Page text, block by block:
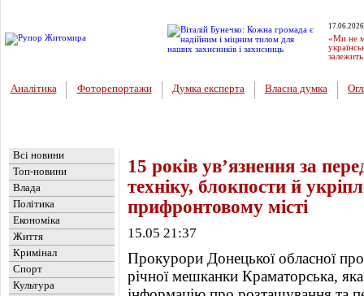
«Ми не
Аналітика Фоторепортажи Думка експерта Власна думка
Всі новини
Топ-новини
Влада
Політика
Економіка
Життя
Кримінал
Спорт
Культура
15 років ув’язнення за
техніку, блокпости й
прифронтовому місті
15.05 21:37
Прокурори Донецької обласної
річної мешканки Краматорська,